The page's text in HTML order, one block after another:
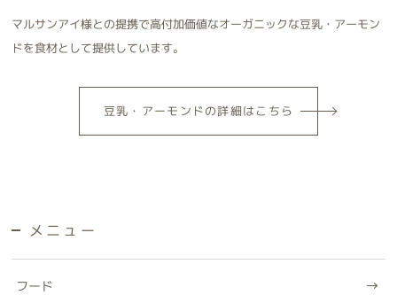
マルサンアイ様との提携で高付加価値なオーガニックな豆乳・アーモン
ドを食材として提供しています。
豆乳・アーモンドの詳細はこちら
メニュー
フード